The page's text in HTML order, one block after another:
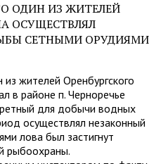
ОДИН ИЗ ЖИТЕЛЕЙ
ОСУЩЕСТВЛЯЛ
СЕТНЫМИ ОРУДИЯМИ
жителей Оренбургского
в районе п. Черноречье
для добычи водных
осуществлял незаконный
лова был застигнут
рыбоохраны.